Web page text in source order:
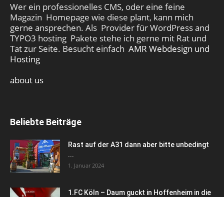
Wer ein professionelles CMS, oder eine feine
Magazin Homepage wie diese plant, kann mich
gerne ansprechen. Als Provider für WordPress and
TYPO3 hosting Pakete stehe ich gerne mit Rat und
Tat zur Seite. Besucht einfach AMR Webdesign und
Hosting
about us
Beliebte Beiträge
Rast auf der A31 dann aber bitte unbedingt
...
1. Januar 2024
1.FC Köln – Daum guckt in Hoffenheim in die